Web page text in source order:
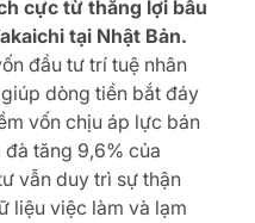
cực từ thắng lợi bầu
tại Nhật Bản.
đầu tư trí tuệ nhân
dòng tiền bắt đáy
vốn chịu áp lực bán
tăng 9,6% của
vẫn duy trì sự thận
liệu việc làm và lạm